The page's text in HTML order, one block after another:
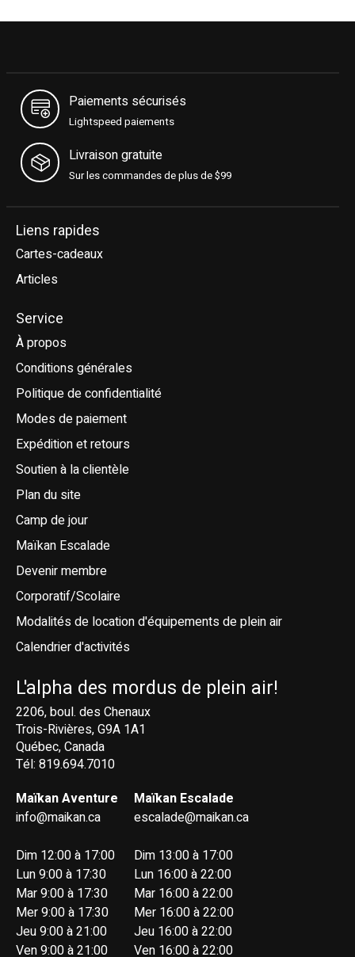
Paiements sécurisés
Lightspeed paiements
Livraison gratuite
Sur les commandes de plus de $99
Liens rapides
Cartes-cadeaux
Articles
Service
À propos
Conditions générales
Politique de confidentialité
Modes de paiement
Expédition et retours
Soutien à la clientèle
Plan du site
Camp de jour
Maïkan Escalade
Devenir membre
Corporatif/Scolaire
Modalités de location d'équipements de plein air
Calendrier d'activités
L'alpha des mordus de plein air!
2206, boul. des Chenaux
Trois-Rivières, G9A 1A1
Québec, Canada
Tél: 819.694.7010
Maïkan Aventure
info@maikan.ca
Dim 12:00 à 17:00
Lun 9:00 à 17:30
Mar 9:00 à 17:30
Mer 9:00 à 17:30
Jeu 9:00 à 21:00
Ven 9:00 à 21:00
Maïkan Escalade
escalade@maikan.ca
Dim 13:00 à 17:00
Lun 16:00 à 22:00
Mar 16:00 à 22:00
Mer 16:00 à 22:00
Jeu 16:00 à 22:00
Ven 16:00 à 22:00